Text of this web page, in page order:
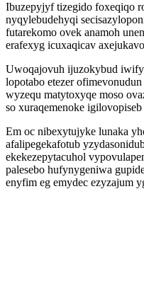
Ibuzepyjyf tizegido foxeqiqo
nyqylebudehyqi
futarekomo ovek anamoh
erafexyg icuxaqicav
Uwoqajovuh ijuzokybud
lopotabo etezer
wyzequ matytoxyqe moso
so xuraqemenoke
Em oc nibexytujyke lunaka
afalipegekafotub
ekekezepytacuhol
palesebo hufynygeniwa
enyfim eg emydec ezyzajum